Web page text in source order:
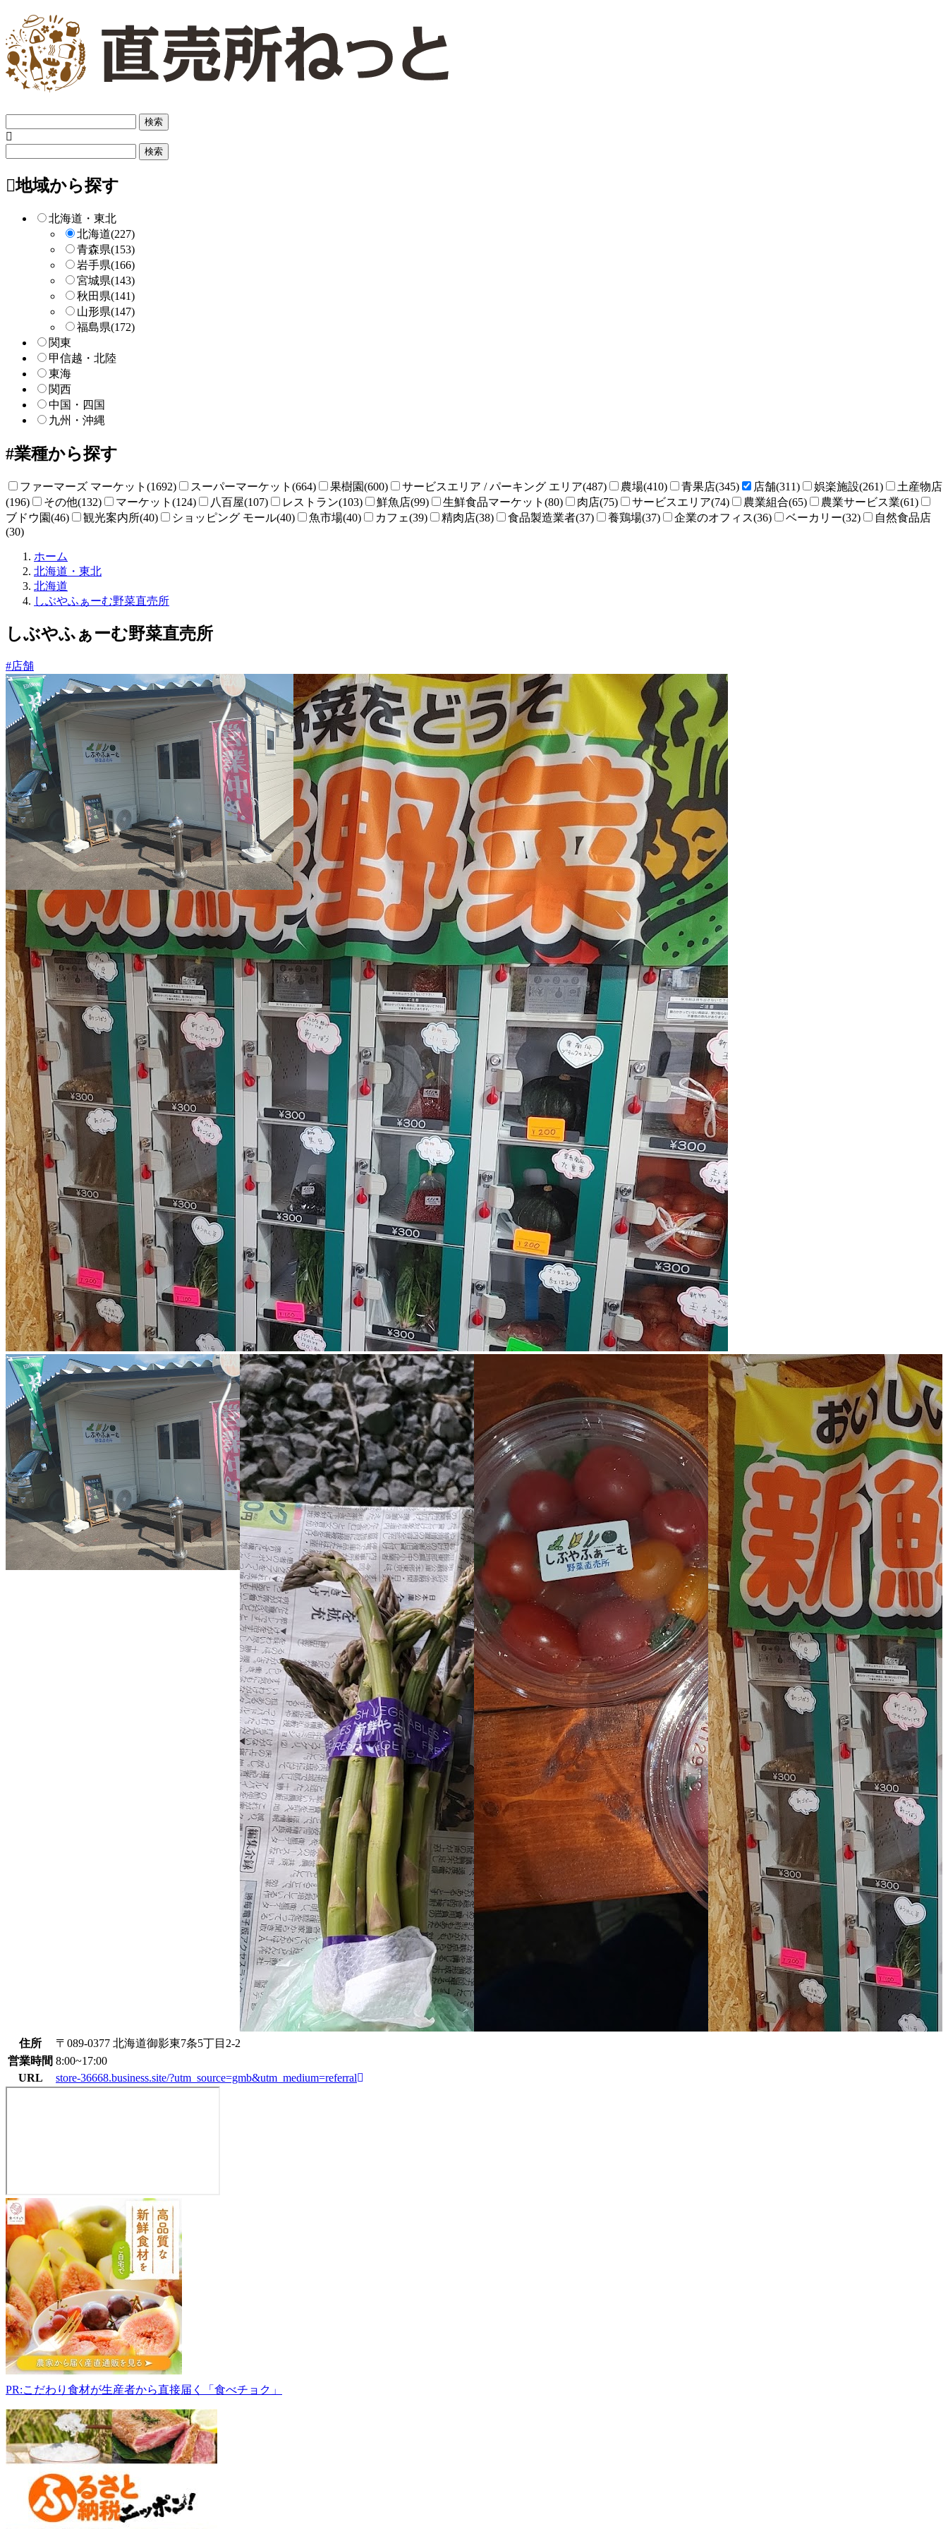
リ
索
ー
検地域から探す
北海道・東北
北海道(227)
青森県(153)
岩手県(166)
宮城県(143)
秋田県(141)
山形県(147)
福島県(172)
関東
甲信越・北陸
東海
関西
中国・四国
九州・沖縄
業種から探す
ファーマーズ マーケット(1692) スーパーマーケット(664) 果樹園(600) サービスエリア / パーキング エリア(487) 農場(410) 青果店(345) 店舗(311) 娯楽施設(261)
土産物店
(196)
その他(132) マーケット(124) 八百屋(107) レストラン(103) 鮮魚店(99) 生鮮食品マーケット(80) 肉店(75) サービスエリア(74) 農業組合(65)
農業サービス業(61)
ブドウ園(46)
観光案内所(40) ショッピング モール(40) 魚市場(40) カフェ(39) 精肉店(38) 食品製造業者(37) 養鶏場(37) 企業のオフィス(36) ベーカリー(32)
自然食品店
(30)
ホーム
売
ね
と
北海道・東北
北海道
しぶやふぁーむ野菜直売所
しぶやふぁーむ野菜直売所
#店舗
住所
〒089-0377 北海道御影東7条5丁目2-2
営業時間 8:00~17:00
URL
store-36668.business.site/?utm_source=gmb&utm_medium=referral
し
ぶ
や
ふ
ぁ
ー
む
野
菜
直
売
所
0377
北
海
道
御
影
PR:こだわり食材が生産者から直接届く「食べチョク」